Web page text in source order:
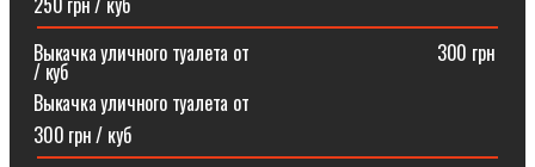
Выкачка уличного туалета от ⠀⠀⠀⠀⠀⠀⠀⠀⠀⠀⠀⠀⠀300 грн
/ куб
Выкачка уличного туалета от
300 грн / куб